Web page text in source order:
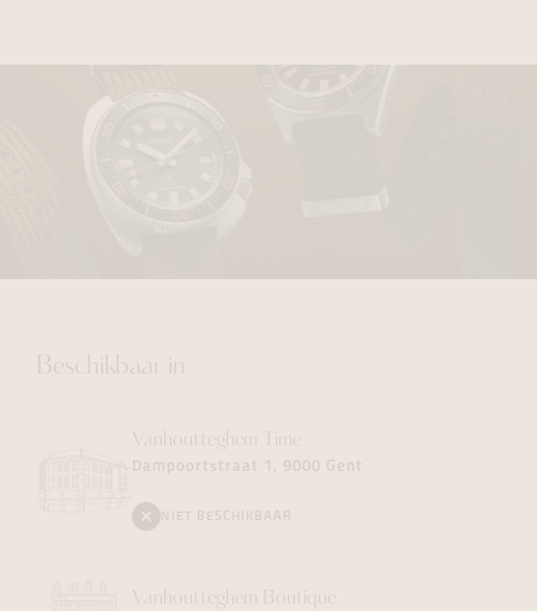
Beschikbaar in
Vanhoutteghem Time
Dampoortstraat 1, 9000 Gent
NIET BESCHIKBAAR
Vanhoutteghem Boutique